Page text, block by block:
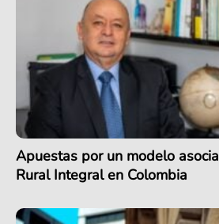
Apuestas por un modelo
Rural Integral en Colombia